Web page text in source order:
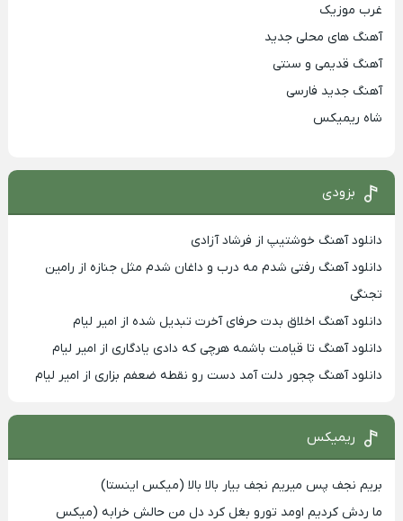
غرب موزیک
آهنگ های محلی جدید
آهنگ قدیمی و سنتی
آهنگ جدید فارسی
شاه ریمیکس
بزودی
دانلود آهنگ خوشتیپ از فرشاد آزادی
دانلود آهنگ رفتی شدم مه درب و داغان شدم مثل جنازه از رامین
تجنگی
دانلود آهنگ اخلاق بدت حرفای آخرت تبدیل شده از امیر لیام
دانلود آهنگ تا قیامت باشمه هرچی که دادی یادگاری از امیر لیام
دانلود آهنگ چجور دلت آمد دست رو نقطه ضعفم بزاری از امیر لیام
ریمیکس
بریم نجف پس میریم نجف بیار بالا بالا (میکس اینستا)
ما ردش کردیم اومد تورو بغل کرد دل من حالش خرابه (میکس